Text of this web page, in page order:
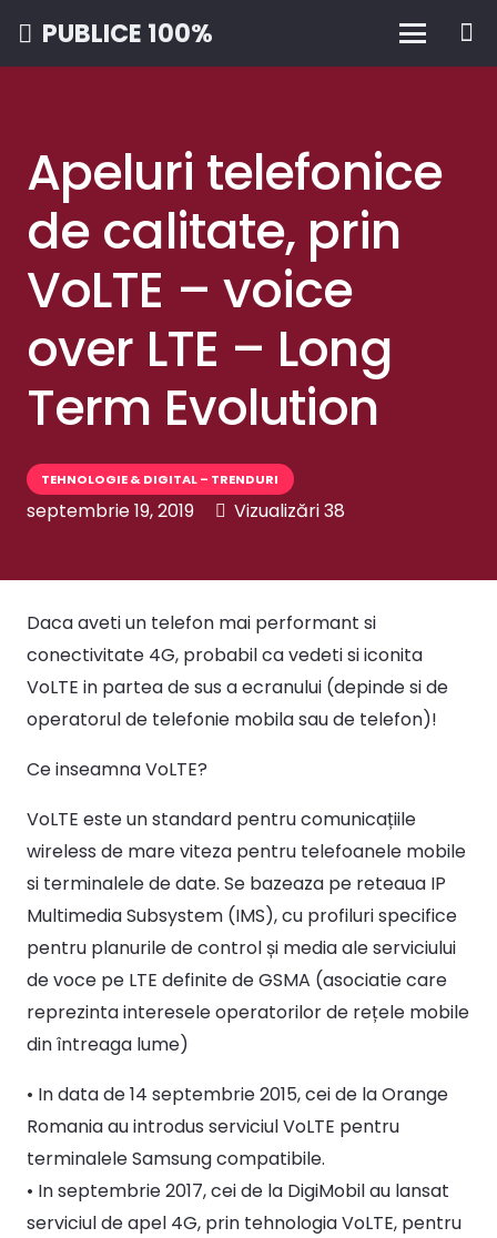
PUBLICE 100%
Apeluri telefonice
de calitate, prin
VoLTE – voice
over LTE – Long
Term Evolution
TEHNOLOGIE & DIGITAL – TRENDURI
septembrie 19, 2019 Vizualizări38
Daca aveti un telefon mai performant si
conectivitate 4G, probabil ca vedeti si iconita
VoLTE in partea de sus a ecranului (depinde si de
operatorul de telefonie mobila sau de telefon)!
Ce inseamna VoLTE?
VoLTE este un standard pentru comunicațiile
wireless de mare viteza pentru telefoanele mobile
si terminalele de date. Se bazeaza pe reteaua IP
Multimedia Subsystem (IMS), cu profiluri specifice
pentru planurile de control și media ale serviciului
de voce pe LTE definite de GSMA (asociatie care
reprezinta interesele operatorilor de rețele mobile
din întreaga lume)
• In data de 14 septembrie 2015, cei de la Orange
Romania au introdus serviciul VoLTE pentru
terminalele Samsung compatibile.
• In septembrie 2017, cei de la DigiMobil au lansat
serviciul de apel 4G, prin tehnologia VoLTE, pentru